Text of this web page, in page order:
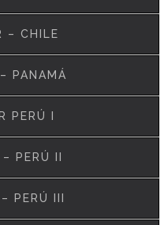
– CHILE
PANAMÁ
PERÚ I
PERÚ II
PERÚ III